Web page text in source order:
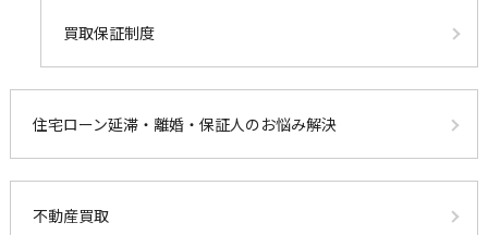
買取保証制度
住宅ローン延滞・離婚・保証人のお悩み解決
不動産買取